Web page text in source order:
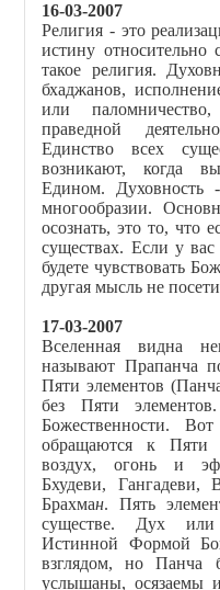
16-03-2007
Религия - это
истину относительно
такое религия.
бхаджанов,
или
праведной
Единство всех
возникают, когда
Едином. Духовность
многообразии.
осознать, это то, что
существах. Если у
будете чувствовать
другая мысль не
17-03-2007
Вселенная видна
называют Прапанча
Пяти элементов
без Пяти
Божественности.
обращаются к Пяти
воздух, огонь и
Бхудеви,
Брахман. Пять
существе. Дух
Истинной Формой
взглядом, но Панча
услышаны,